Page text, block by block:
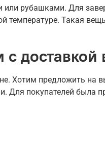
рубашками. Для
Такая
доставкой
Хотим предложить на
Для покупателей была